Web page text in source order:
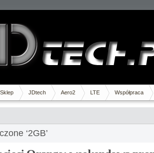
Sklep JDtech Aero2 LTE Współpraca
‘2GB’